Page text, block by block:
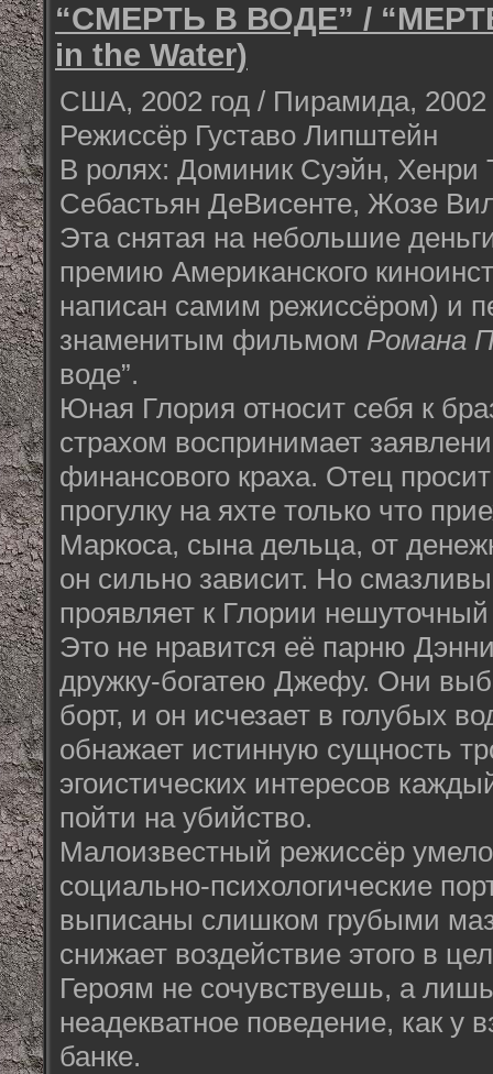
“СМЕРТЬ В ВОДЕ” /
in the Water)
США, 2002 год / Пирамида, 2002
Режиссёр Густаво Липштейн
В ролях: Доминик Суэйн, Хенри
Себастьян ДеВисенте, Жозе
Эта снятая на небольшие
премию Американского
написан самим режиссёром) и
знаменитым фильмом Романа
воде”.
Юная Глория относит себя к
страхом воспринимает
финансового краха. Отец
прогулку на яхте только что
Маркоса, сына дельца, от
он сильно зависит. Но
проявляет к Глории
Это не нравится её парню
дружку-богатею Джефу. Они
борт, и он исчезает в голубых
обнажает истинную сущность
эгоистических интересов
пойти на убийство.
Малоизвестный режиссёр умело
социально-психологические
выписаны слишком грубыми
снижает воздействие этого в
Героям не сочувствуешь, а
неадекватное поведение, как у
банке.